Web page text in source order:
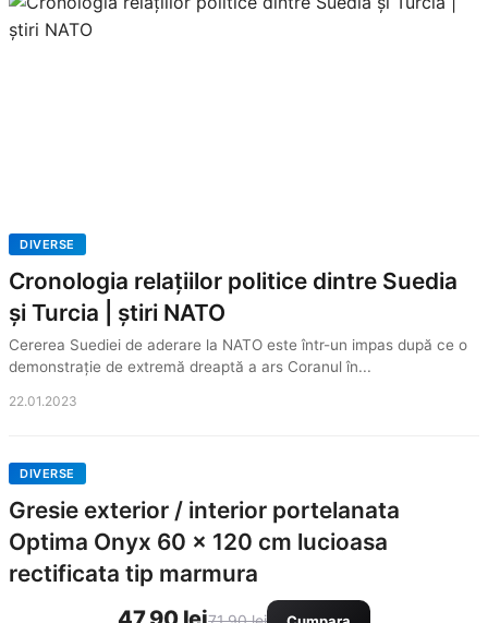
DIVERSE
Cronologia relațiilor politice dintre Suedia
și Turcia | știri NATO
Cererea Suediei de aderare la NATO este într-un impas după ce o
demonstrație de extremă dreaptă a ars Coranul în...
22.01.2023
DIVERSE
Gresie exterior / interior portelanata
Optima Onyx 60 x 120 cm lucioasa
rectificata tip marmura